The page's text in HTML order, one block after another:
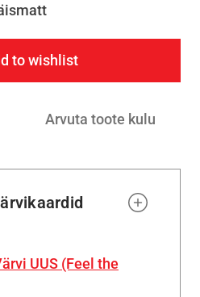
to wishlist
Arvuta toote kulu
UUS (Feel the